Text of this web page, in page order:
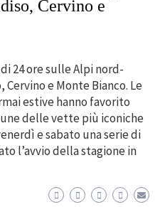
Cervino e
24 ore sulle Alpi nord-
e Monte Bianco. Le
estive hanno favorito
delle vette più iconiche
e sabato una serie di
l’avvio della stagione in